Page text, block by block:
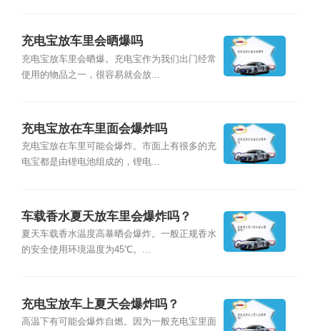
充电宝放车里会晒爆吗
充电宝放车里会晒爆。充电宝作为我们出门经常
使用的物品之一，很容易就会放...
充电宝放在车里面会爆炸吗
充电宝放在车里可能会爆炸。市面上有很多的充
电宝都是由锂电池组成的，锂电...
车载香水夏天放车里会爆炸吗？
夏天车载香水温度高暴晒会爆炸。一般正规香水
的安全使用环境温度为45℃。...
充电宝放车上夏天会爆炸吗？
高温下有可能会爆炸自燃。因为一般充电宝里面